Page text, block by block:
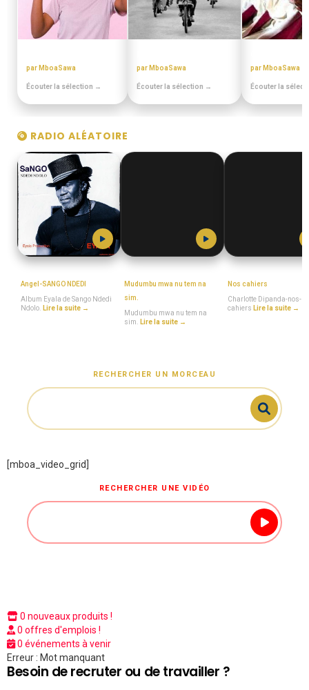
par MboaSawa
Écouter la sélection →
par MboaSawa
Écouter la sélection →
par MboaSawa
Écouter la
RADIO ALÉATOIRE
Angel-SANGO NDEDI
Album Eyala de Sango Ndedi
Ndolo. Lire la suite →
Mudumbu mwa nu tem na
sim.
Mudumbu mwa nu tem na
sim. Lire la suite →
Nos cahiers
Charlotte Dipanda-nos-
cahiers Lire la suite →
RECHERCHER UN MORCEAU
[mboa_video_grid]
RECHERCHER UNE VIDÉO
0 nouveaux produits !
0 offres d'emplois !
0 événements à venir
Erreur : Mot manquant
Besoin de recruter ou de travailler ?